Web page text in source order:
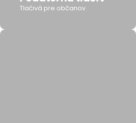
Tlačivá pre občanov